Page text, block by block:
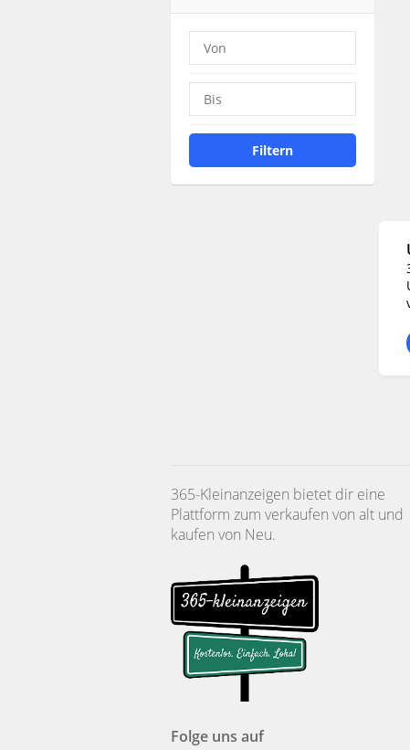
Filtern
365-Kleinanzeigen bietet dir eine
Plattform zum verkaufen von alt und
kaufen von Neu.
Folge uns auf